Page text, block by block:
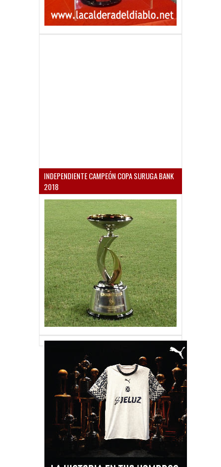
INDEPENDIENTE CAMPEÓN COPA SURUGA BANK
2018